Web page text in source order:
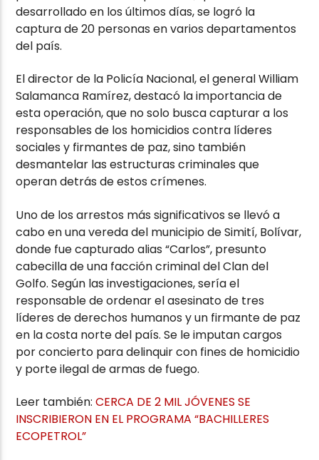
desarrollado en los últimos días, se logró la
captura de 20 personas en varios departamentos
del país.
El director de la Policía Nacional, el general William
Salamanca Ramírez, destacó la importancia de
esta operación, que no solo busca capturar a los
responsables de los homicidios contra líderes
sociales y firmantes de paz, sino también
desmantelar las estructuras criminales que
operan detrás de estos crímenes.
Uno de los arrestos más significativos se llevó a
cabo en una vereda del municipio de Simití, Bolívar,
donde fue capturado alias “Carlos”, presunto
cabecilla de una facción criminal del Clan del
Golfo. Según las investigaciones, sería el
responsable de ordenar el asesinato de tres
líderes de derechos humanos y un firmante de paz
en la costa norte del país. Se le imputan cargos
por concierto para delinquir con fines de homicidio
y porte ilegal de armas de fuego.
Leer también:CERCA DE 2 MIL JÓVENES SE
INSCRIBIERON EN EL PROGRAMA “BACHILLERES
ECOPETROL”